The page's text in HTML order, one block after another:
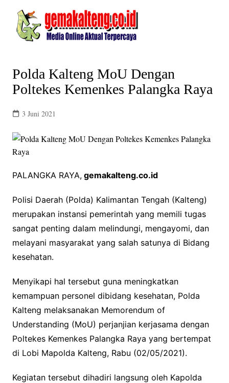
content
Polda Kalteng MoU Dengan
Poltekes Kemenkes Palangka Raya
3 Juni 2021
PALANGKA RAYA,gemakalteng.co.id
Polisi Daerah (Polda) Kalimantan Tengah (Kalteng)
merupakan instansi pemerintah yang memili tugas
sangat penting dalam melindungi, mengayomi, dan
melayani masyarakat yang salah satunya di Bidang
kesehatan.
Menyikapi hal tersebut guna meningkatkan
kemampuan personel dibidang kesehatan, Polda
Kalteng melaksanakan Memorendum of
Understanding (MoU) perjanjian kerjasama dengan
Poltekes Kemenkes Palangka Raya yang bertempat
di Lobi Mapolda Kalteng, Rabu (02/05/2021).
Kegiatan tersebut dihadiri langsung oleh Kapolda